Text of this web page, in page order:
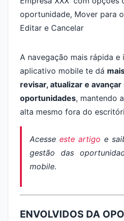
A navegação mais rápida e
aplicativo mobile te dá
revisar, atualizar e avançar
oportunidades, mantendo
alta mesmo fora do
Acesse este artigo e
gestão das
mobile.
ENVOLVIDOS DA